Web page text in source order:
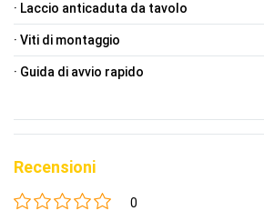
· Laccio anticaduta da tavolo
· Viti di montaggio
· Guida di avvio rapido
Recensioni
0